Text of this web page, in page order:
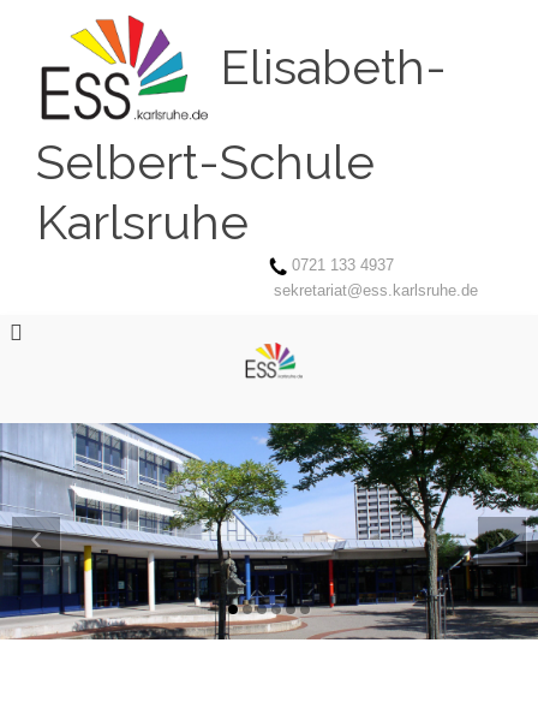
Elisabeth-
Selbert-Schule
Karlsruhe
0721 133 4937
sekretariat@ess.karlsruhe.de
›
‹